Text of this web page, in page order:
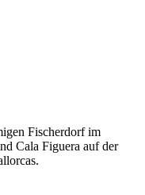
Fischerdorf im
Cala Figuera auf der